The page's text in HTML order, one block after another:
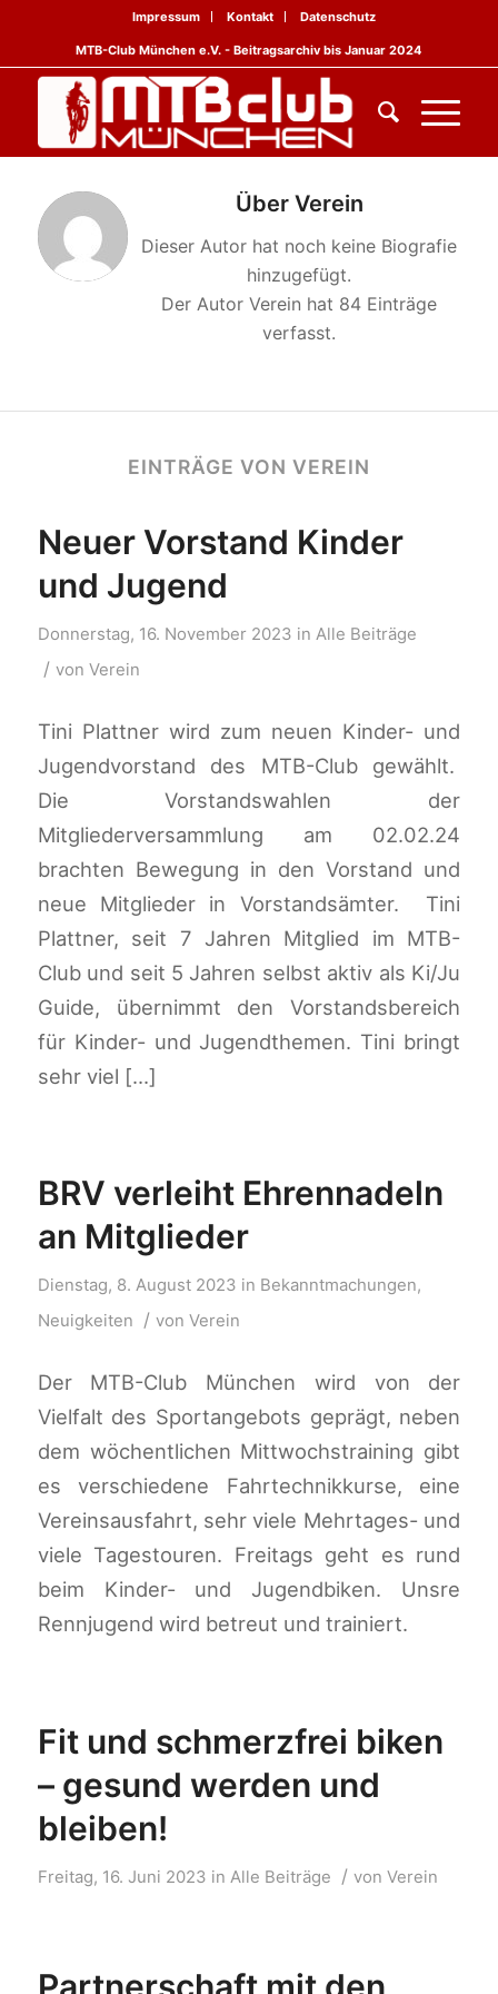
Impressum Kontakt Datenschutz
MTB-Club München e.V. - Beitragsarchiv bis Januar 2024
Über Verein
Dieser Autor hat noch keine Biografie
hinzugefügt.
Der AutorVerein hat 84 Einträge
verfasst.
EINTRÄGE VON VEREIN
Neuer Vorstand Kinder
und Jugend
Donnerstag, 16. November 2023 in Alle Beiträge
/ von Verein
Tini Plattner wird zum neuen Kinder- und
Jugendvorstand des MTB-Club gewählt.
Die Vorstandswahlen der
Mitgliederversammlung am 02.02.24
brachten Bewegung in den Vorstand und
neue Mitglieder in Vorstandsämter. Tini
Plattner, seit 7 Jahren Mitglied im MTB-
Club und seit 5 Jahren selbst aktiv als Ki/Ju
Guide, übernimmt den Vorstandsbereich
für Kinder- und Jugendthemen. Tini bringt
sehr viel […]
BRV verleiht Ehrennadeln
an Mitglieder
Dienstag, 8. August 2023 in Bekanntmachungen,
Neuigkeiten
/ von Verein
Der MTB-Club München wird von der
Vielfalt des Sportangebots geprägt, neben
dem wöchentlichen Mittwochstraining gibt
es verschiedene Fahrtechnikkurse, eine
Vereinsausfahrt, sehr viele Mehrtages- und
viele Tagestouren. Freitags geht es rund
beim Kinder- und Jugendbiken. Unsre
Rennjugend wird betreut und trainiert.
Fit und schmerzfrei biken
– gesund werden und
bleiben!
Freitag, 16. Juni 2023 in Alle Beiträge / von Verein
Partnerschaft mit den